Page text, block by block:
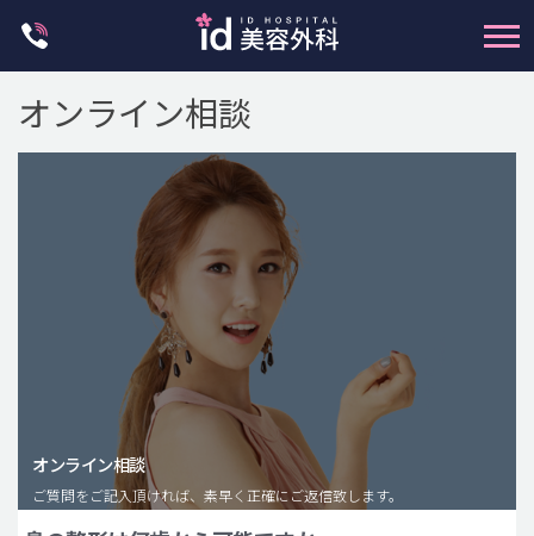
脂肪注入(アンチエイジング)
豊胸手術・バストアップ
オンライン相談
オンライン相談
ご質問をご記入頂ければ、素早く正確にご返信致します。